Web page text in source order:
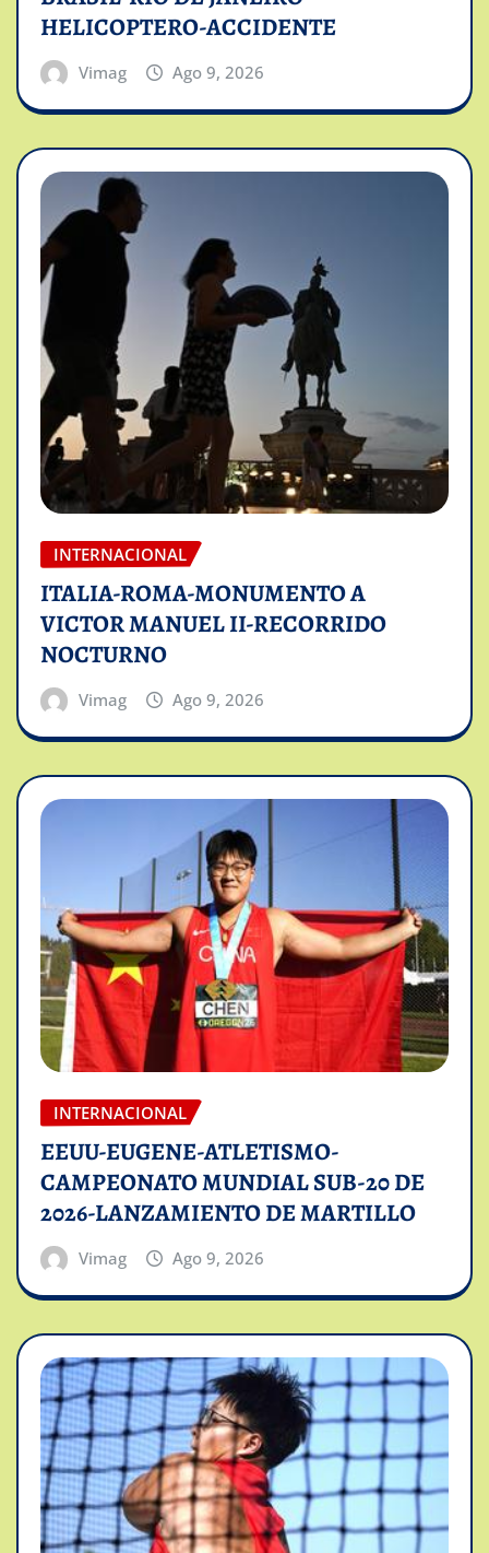
HELICOPTERO-ACCIDENTE
Vimag Ago 9, 2026
INTERNACIONAL
ITALIA-ROMA-MONUMENTO A
VICTOR MANUEL II-RECORRIDO
NOCTURNO
Vimag Ago 9, 2026
INTERNACIONAL
EEUU-EUGENE-ATLETISMO-
CAMPEONATO MUNDIAL SUB-20 DE
2026-LANZAMIENTO DE MARTILLO
Vimag Ago 9, 2026